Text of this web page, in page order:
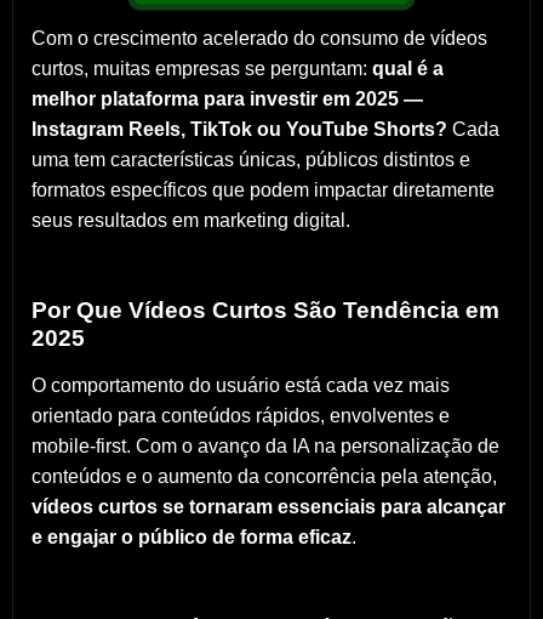
Com o crescimento acelerado do consumo de vídeos
curtos, muitas empresas se perguntam: qual é a
melhor plataforma para investir em 2025 —
Instagram Reels, TikTok ou YouTube Shorts? Cada
uma tem características únicas, públicos distintos e
formatos específicos que podem impactar diretamente
seus resultados em marketing digital.
Por Que Vídeos Curtos São Tendência em
2025
O comportamento do usuário está cada vez mais
orientado para conteúdos rápidos, envolventes e
mobile-first. Com o avanço da IA na personalização de
conteúdos e o aumento da concorrência pela atenção,
vídeos curtos se tornaram essenciais para alcançar
e engajar o público de forma eficaz.